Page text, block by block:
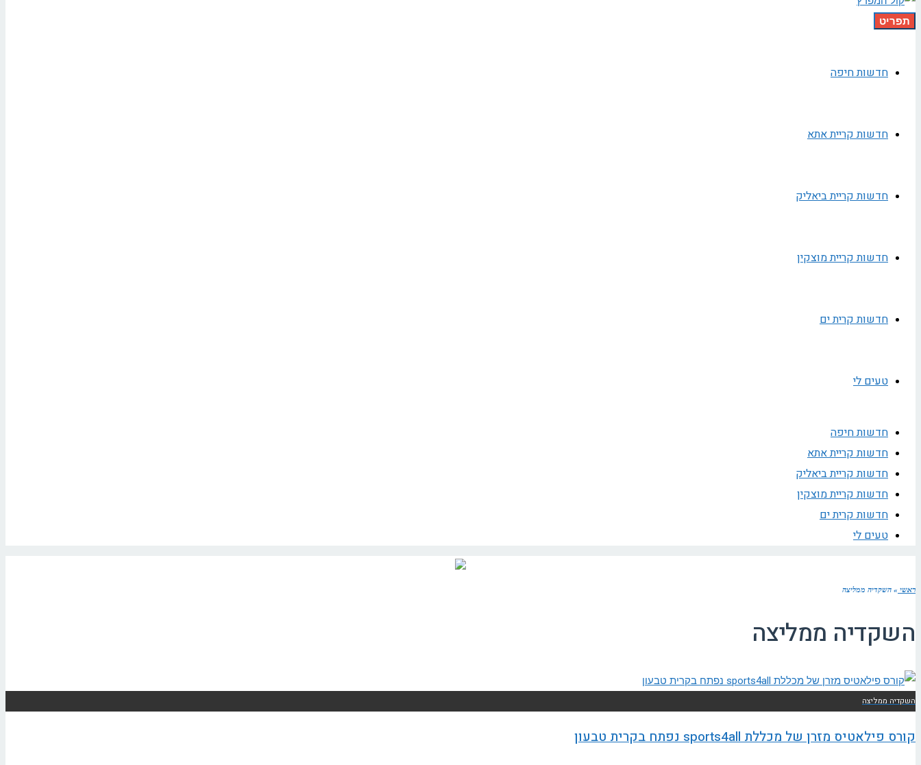
תפריט
חדשות חיפה
חדשות קריית אתא
חדשות קריית ביאליק
חדשות קריית מוצקין
חדשות קרית ים
טעים לי
חדשות חיפה
חדשות קריית אתא
חדשות קריית ביאליק
חדשות קריית מוצקין
חדשות קרית ים
טעים לי
ראשי » השקדיה ממליצה
השקדיה ממליצה
השקדיה ממליצה
קורס פילאטיס מזרן של מכללת sports4all נפתח בקרית טבעון